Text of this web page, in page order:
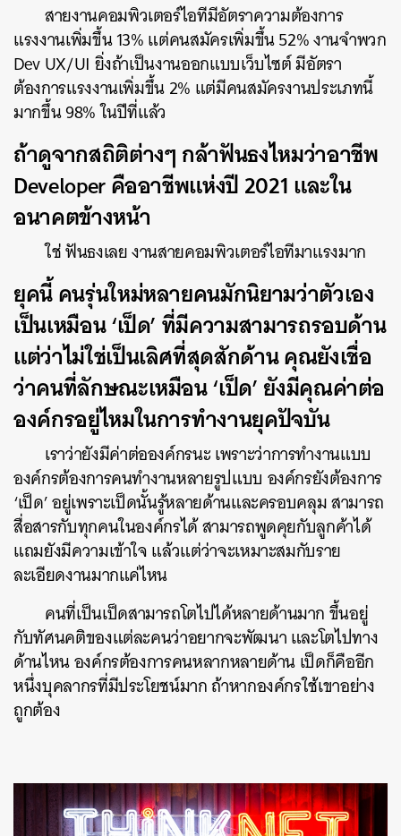
สายงานคอมพิวเตอร์ไอทีมีอัตราความต้องการ
แรงงานเพิ่มขึ้น 13% แต่คนสมัครเพิ่มขึ้น 52% งานจำพวก
Dev UX/UI ยิ่งถ้าเป็นงานออกแบบเว็บไซต์ มีอัตรา
ต้องการแรงงานเพิ่มขึ้น 2% แต่มีคนสมัครงานประเภทนี้
มากขึ้น 98% ในปีที่แล้ว
ถ้าดูจากสถิติต่างๆ กล้าฟันธงไหมว่าอาชีพ
Developer คืออาชีพแห่งปี 2021 และใน
อนาคตข้างหน้า
ใช่ ฟันธงเลย งานสายคอมพิวเตอร์ไอทีมาแรงมาก
ยุคนี้ คนรุ่นใหม่หลายคนมักนิยามว่าตัวเอง
เป็นเหมือน ‘เป็ด’ ที่มีความสามารถรอบด้าน
แต่ว่าไม่ใช่เป็นเลิศที่สุดสักด้าน คุณยังเชื่อ
ว่าคนที่ลักษณะเหมือน ‘เป็ด’ ยังมีคุณค่าต่อ
องค์กรอยู่ไหมในการทำงานยุคปัจบัน
เราว่ายังมีค่าต่อองค์กรนะ เพราะว่าการทำงานแบบ
องค์กรต้องการคนทำงานหลายรูปแบบ องค์กรยังต้องการ
‘เป็ด’ อยู่เพราะเป็ดนั้นรู้หลายด้านและครอบคลุม สามารถ
สื่อสารกับทุกคนในองค์กรได้ สามารถพูดคุยกับลูกค้าได้
แถมยังมีความเข้าใจ แล้วแต่ว่าจะเหมาะสมกับราย
ละเอียดงานมากแค่ไหน
คนที่เป็นเป็ดสามารถโตไปได้หลายด้านมาก ขึ้นอยู่
กับทัศนคติของแต่ละคนว่าอยากจะพัฒนา และโตไปทาง
ด้านไหน องค์กรต้องการคนหลากหลายด้าน เป็ดก็คืออีก
หนึ่งบุคลากรที่มีประโยชน์มาก ถ้าหากองค์กรใช้เขาอย่าง
ถูกต้อง